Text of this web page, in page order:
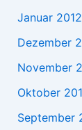
Januar 2012
Dezember
November
Oktober
September